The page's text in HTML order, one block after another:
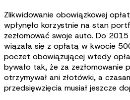
Zlikwidowanie obowiązkowej
wpłynęło korzystnie na stan
zezłomować swoje auto. Do
wiązała się z opłatą w kwocie
poczet obowiązującej wtedy
bywało tak, że za zezłomowanie
otrzymywał ani złotówki, a
przedsięwzięcia musiał jeszcze